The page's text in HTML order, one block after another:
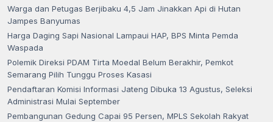
Warga dan Petugas Berjibaku 4,5 Jam Jinakkan Api di Hutan
Jampes Banyumas
Harga Daging Sapi Nasional Lampaui HAP, BPS Minta Pemda
Waspada
Polemik Direksi PDAM Tirta Moedal Belum Berakhir, Pemkot
Semarang Pilih Tunggu Proses Kasasi
Pendaftaran Komisi Informasi Jateng Dibuka 13 Agustus, Seleksi
Administrasi Mulai September
Pembangunan Gedung Capai 95 Persen, MPLS Sekolah Rakyat